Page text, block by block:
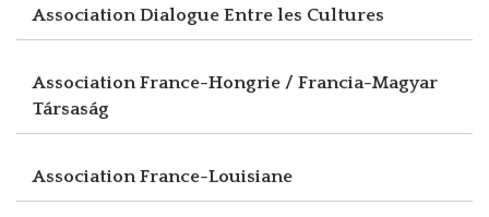
Association Dialogue Entre les Cultures
Association France-Hongrie / Francia-Magyar
Társaság
Association France-Louisiane